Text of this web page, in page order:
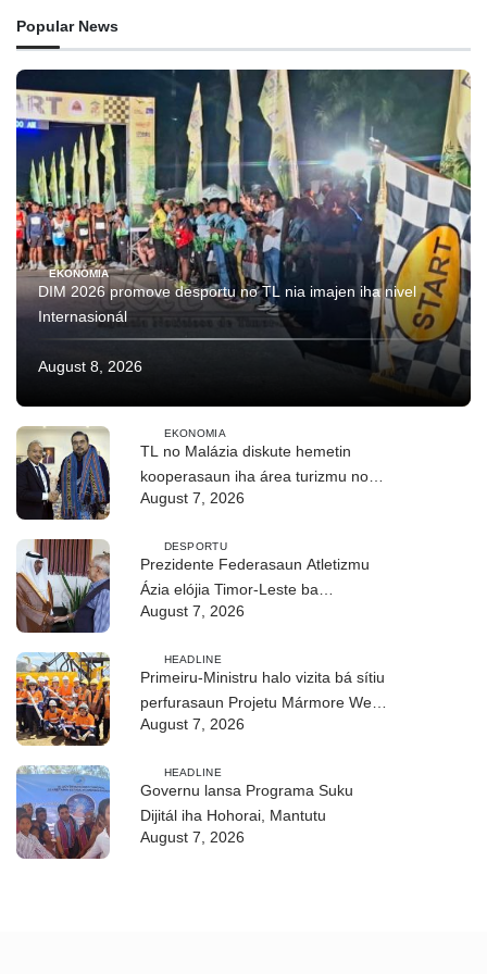
Popular News
EKONOMIA
DIM 2026 promove desportu no TL nia imajen iha nivel
Internasionál
August 8, 2026
EKONOMIA
TL no Malázia diskute hemetin
kooperasaun iha área turizmu no
edukasaun
August 7, 2026
DESPORTU
Prezidente Federasaun Atletizmu
Ázia elójia Timor-Leste ba
realizasaun DIM 2026
August 7, 2026
HEADLINE
Primeiru-Ministru halo vizita bá sítiu
perfurasaun Projetu Mármore We-
uah iha Ilimanu
August 7, 2026
HEADLINE
Governu lansa Programa Suku
Dijitál iha Hohorai, Mantutu
August 7, 2026